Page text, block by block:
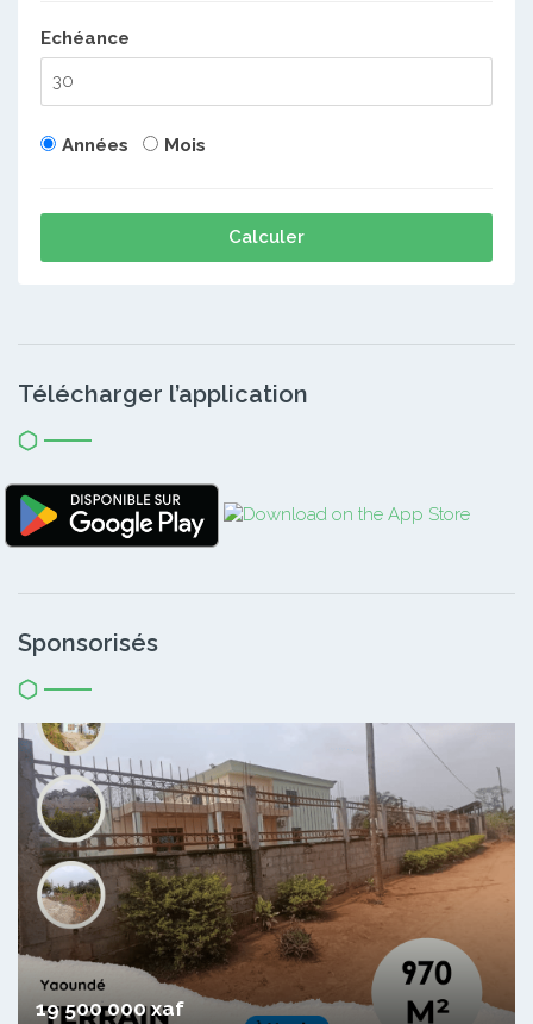
Echéance
Années Mois
Calculer
Télécharger l’application
Sponsorisés
19 500 000 xaf